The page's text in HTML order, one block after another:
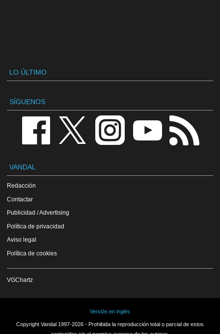
LO ÚLTIMO
SÍGUENOS
VANDAL
Redacción
Contactar
Publicidad / Advertising
Política de privacidad
Aviso legal
Política de cookies
VGChartz
Versión en inglés
Copyright Vandal 1997-2026 - Prohibida la reproducción total o parcial de estos